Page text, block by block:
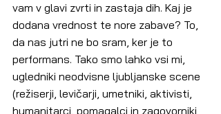
vam v glavi zvrti in zastaja dih. Kaj je
dodana vrednost te nore zabave? To,
da nas jutri ne bo sram, ker je to
performans. Tako smo lahko vsi mi,
ugledniki neodvisne ljubljanske scene
(režiserji, levičarji, umetniki, aktivisti,
humanitarci, pomagalci in zagovorniki